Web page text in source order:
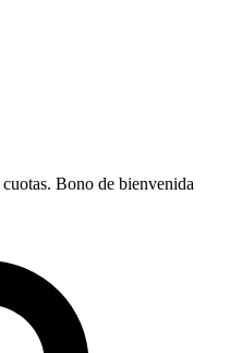
Bono de bienvenida